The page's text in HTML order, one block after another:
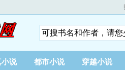
小说 都市小说 穿越小说